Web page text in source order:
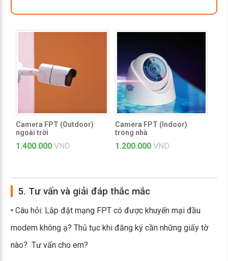
Camera FPT (Outdoor)
ngoài trời
1.400.000 VND
Camera FPT (Indoor)
trong nhà
1.200.000 VND
5. Tư vấn và giải đáp thắc mắc
• Câu hỏi: Lắp đặt mạng FPT có được khuyến mại đầu
modem không ạ? Thủ tục khi đăng ký cần những giấy tờ
nào? Tư vấn cho em?